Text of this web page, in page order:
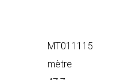
MT011115
mètre